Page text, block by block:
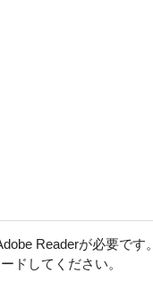
Readerが必要です。
ドしてください。